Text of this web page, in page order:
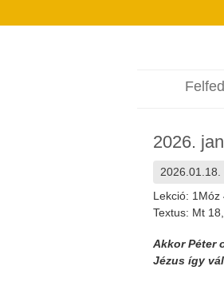
2026.
2026.01.18.
Lekció: 1Móz
Textus: Mt
Akkor Péter
Jézus így